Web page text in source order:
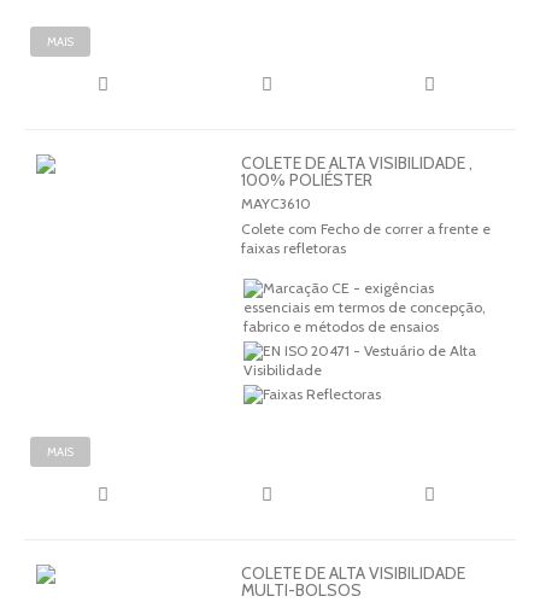
MAIS
COLETE DE ALTA VISIBILIDADE ,
100% POLIÉSTER
MAYC3610
Colete com Fecho de correr a frente e
faixas refletoras
MAIS
COLETE DE ALTA VISIBILIDADE
MULTI-BOLSOS